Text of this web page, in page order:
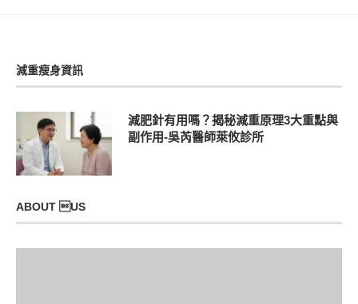
減重瘦身資訊
減肥針有用嗎？揭秘減重原理3大重點與
副作用-吳芮醫師萊攸診所
ABOUT US